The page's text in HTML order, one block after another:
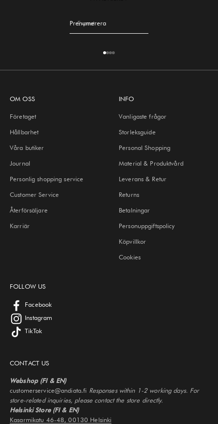
E-post
Prenumerera
OM OSS
Företaget
Hållbarhet
Våra butiker
Journal
Personlig shopping service
Customer Service
Återförsäljare
Karriär
INFO
Vanligaste frågor
Storleksguide
Personal Shopping
Material & Produktvård
Leverans & Retur
Returns
Betalningar
Personuppgiftspolicy
Köpvillkor
Cookies
FOLLOW US
Facebook
Instagram
TikTok
CONTACT US
Webshop (FI & EN)
customerservice@andiata.fi Responses within 1-2 working days. For
store-related inquiries, please contact the store directly.
Helsinki Store (FI & EN)
Kasarmikatu 46-48, 00130 Helsinki